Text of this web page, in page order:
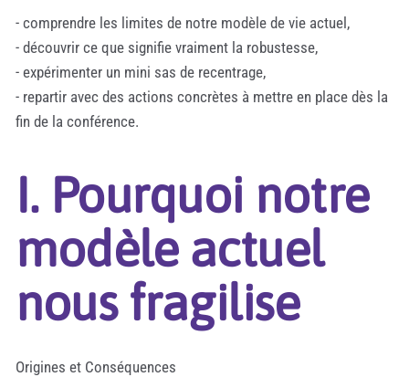
- comprendre les limites de notre modèle de vie actuel,
- découvrir ce que signifie vraiment la robustesse,
- expérimenter un mini sas de recentrage,
- repartir avec des actions concrètes à mettre en place dès la
fin de la conférence.
I. Pourquoi notre
modèle actuel
nous fragilise
Origines et Conséquences